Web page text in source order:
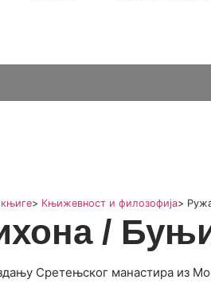
> Књижевност и филозофија>
/
Сретењског манастира из